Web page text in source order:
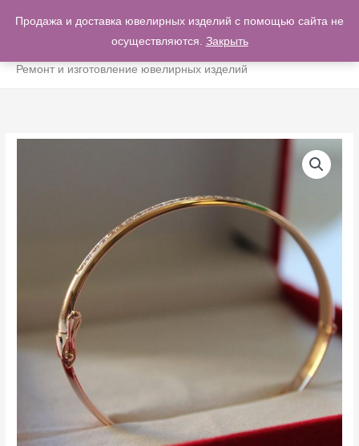
Продажа и доставка ювелирных изделий с помощью сайта не
осуществляются. Закрыть
Ремонт и изготовление ювелирных изделий